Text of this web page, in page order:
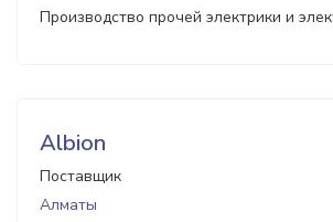
Производство прочей электрики и
Albion
Поставщик
Алматы